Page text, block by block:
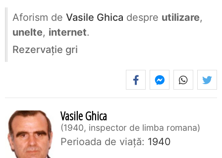
Aforism de Vasile Ghica despre utilizare,
unelte, internet.
Rezervaţie gri
Vasile Ghica
1940, inspector de limba romana
Perioada de viaţă: 1940